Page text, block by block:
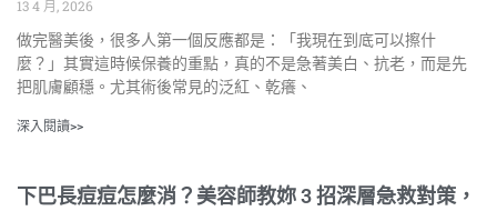
13 4 月, 2026
做完醫美後，很多人第一個反應都是：「我現在到底可以擦什
麼？」其實這時候保養的重點，真的不是急著美白、抗老，而是先
把肌膚顧穩。尤其術後常見的泛紅、乾癢、
深入閱讀>>
下巴長痘痘怎麼消？美容師教妳 3 招深層急救對策，